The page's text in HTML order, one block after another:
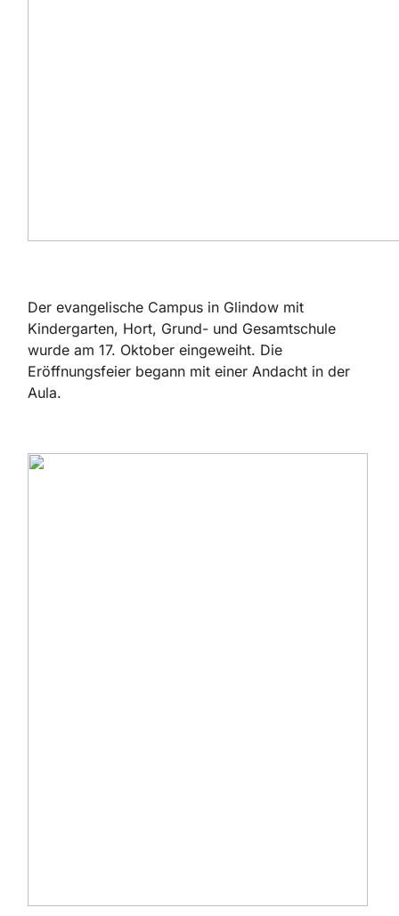
Der evangelische Campus in Glindow mit
Kindergarten, Hort, Grund- und Gesamtschule
wurde am 17. Oktober eingeweiht. Die
Eröffnungsfeier begann mit einer Andacht in der
Aula.